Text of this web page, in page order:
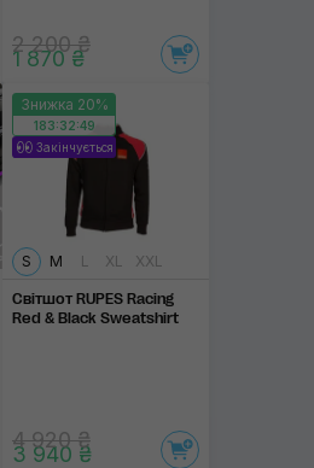
2 200 ₴
1 870 ₴
Знижка 20%
183:32:48
Закінчується
S M L XL XXL
Світшот RUPES Racing
Red & Black Sweatshirt
4 920 ₴
3 940 ₴